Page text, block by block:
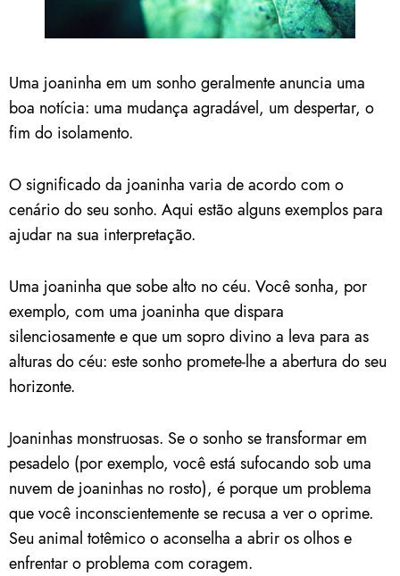
Uma joaninha em um sonho geralmente anuncia uma
boa notícia: uma mudança agradável, um despertar, o
fim do isolamento.
O significado da joaninha varia de acordo com o
cenário do seu sonho. Aqui estão alguns exemplos para
ajudar na sua interpretação.
Uma joaninha que sobe alto no céu. Você sonha, por
exemplo, com uma joaninha que dispara
silenciosamente e que um sopro divino a leva para as
alturas do céu: este sonho promete-lhe a abertura do seu
horizonte.
Joaninhas monstruosas. Se o sonho se transformar em
pesadelo (por exemplo, você está sufocando sob uma
nuvem de joaninhas no rosto), é porque um problema
que você inconscientemente se recusa a ver o oprime.
Seu animal totêmico o aconselha a abrir os olhos e
enfrentar o problema com coragem.